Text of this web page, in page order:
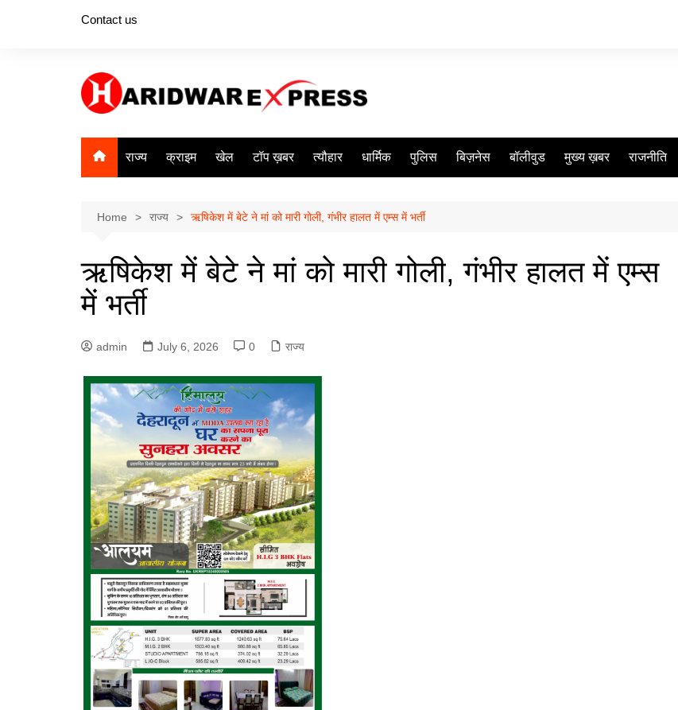
Contact us
राज्य क्राइम खेल टॉप ख़बर त्यौहार धार्मिक पुलिस बिज़नेस बॉलीवुड मुख्य ख़बर राजनीति
Home राज्य ऋषिकेश में बेटे ने मां को मारी गोली, गंभीर हालत में एम्स में भर्ती
ऋषिकेश में बेटे ने मां को मारी गोली, गंभीर हालत में एम्स
में भर्ती
admin July 6, 2026 0 राज्य